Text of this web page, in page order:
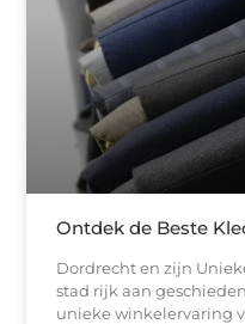
Ontdek de Beste
Dordrecht en zijn
stad rijk aan
unieke winkelervaring